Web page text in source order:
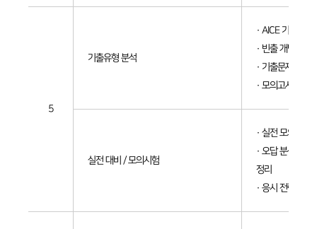
5
기출유형 분석
· AICE 기출 유
· 빈출 개념 50
· 기출문제 풀이
· 모의고사 1회
실전 대비 / 모의시험
· 실전 모의시험
· 오답 분석 및
정리
· 응시 전략 안내